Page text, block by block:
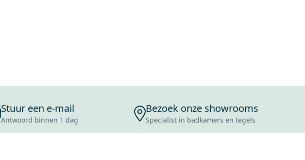
Stuur een e-mail
Antwoord binnen 1 dag
Bezoek onze showrooms
Specialist in badkamers en tegels